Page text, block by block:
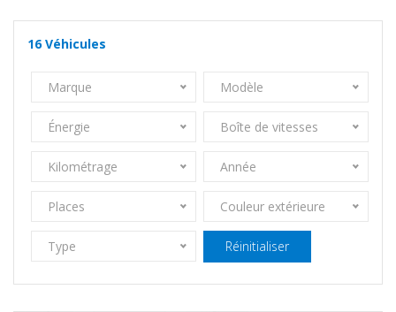
16 Véhicules
Marque Modèle
Énergie Boîte de vitesses
Kilométrage Année
Places Couleur extérieure
Type Réinitialiser